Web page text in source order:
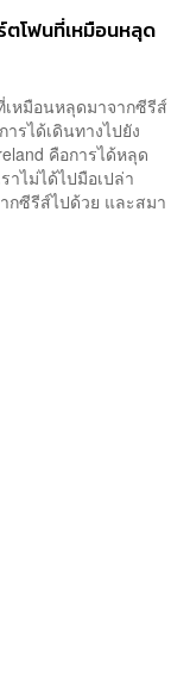
โฟนที่เหมือนหลุด
เหมือนหลุดมาจากซีรีส์
รได้เดินทางไปยัง
คือการได้หลุด
าไม่ได้ไปมือเปล่า
กซีรีส์ไปด้วย และสมา